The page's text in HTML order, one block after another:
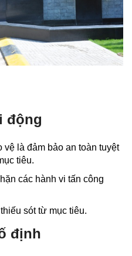
động
là đảm bảo an toàn tuyệt
tiêu.
các hành vi tấn công
sót từ mục tiêu.
định